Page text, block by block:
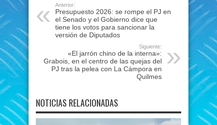
Anterior:
Presupuesto 2026: se rompe el PJ en
el Senado y el Gobierno dice que
tiene los votos para sancionar la
versión de Diputados
Siguiente:
«El jarrón chino de la interna»:
Grabois, en el centro de las quejas del
PJ tras la pelea con La Cámpora en
Quilmes
NOTICIAS RELACIONADAS